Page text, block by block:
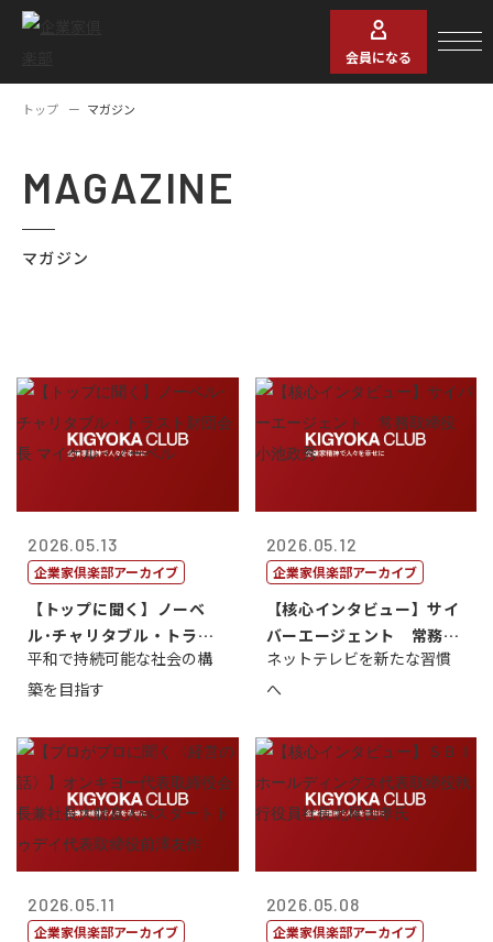
会員になる
トップ マガジン
MAGAZINE
マガジン
2026.05.13
企業家倶楽部アーカイブ
【トップに聞く】ノーベ
ル･チャリタブル・トラス
ト財団会長 マ...
平和で持続可能な社会の構
築を目指す
2026.05.12
企業家倶楽部アーカイブ
【核心インタビュー】サイ
バーエージェント 常務取
締役 小池政...
ネットテレビを新たな習慣
へ
2026.05.11
企業家倶楽部アーカイブ
2026.05.08
企業家倶楽部アーカイブ